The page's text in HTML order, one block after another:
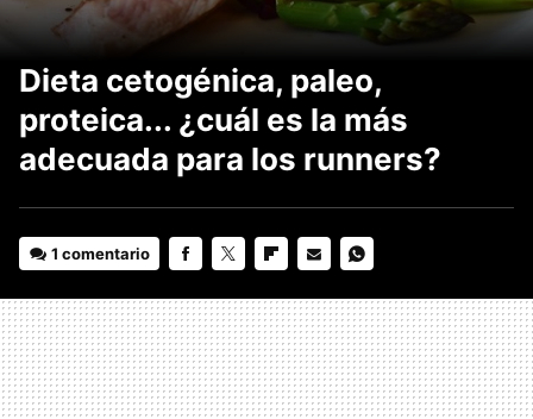
Dieta cetogénica, paleo,
proteica... ¿cuál es la más
adecuada para los runners?
1 comentario
MAIL